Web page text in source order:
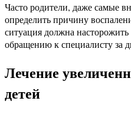
Часто родители, даже самые
определить причину
ситуация должна
обращению к специалисту за
Лечение
детей